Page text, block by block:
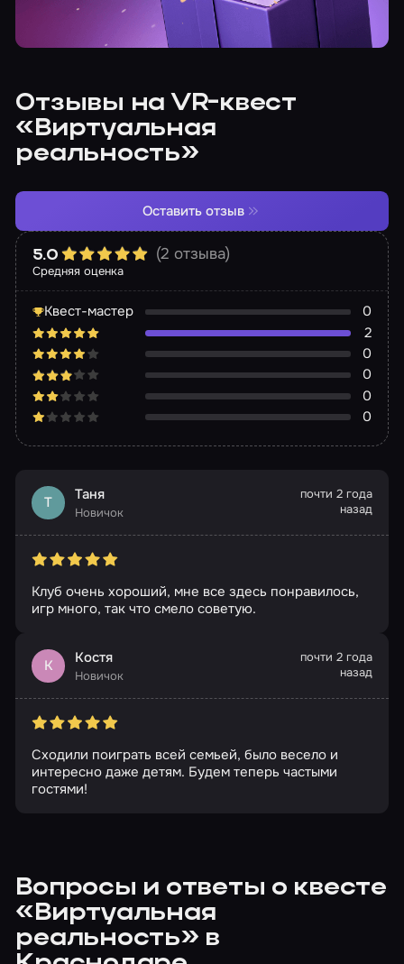
Отзывы на VR-квест
«Виртуальная
реальность»
Средняя оценка
5.0 (2 отзыва)
Квест-мастер
0
2
0
0
0
0
Оставить отзыв
Т Таня
Новичок
почти 2 года
назад
Клуб очень хороший, мне все здесь понравилось,
игр много, так что смело советую.
К Костя
Новичок
почти 2 года
назад
Сходили поиграть всей семьей, было весело и
интересно даже детям. Будем теперь частыми
гостями!
Вопросы и ответы о квесте
«Виртуальная
реальность» в